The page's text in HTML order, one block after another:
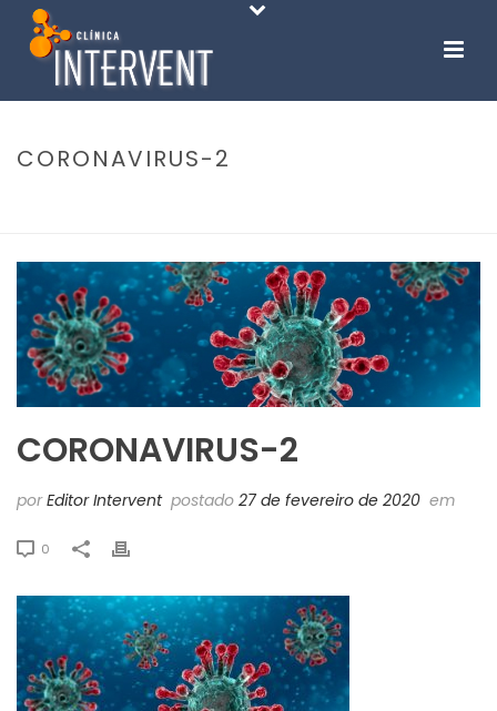
CORONAVIRUS-2
CORONAVIRUS-2
porEditor Intervent postado 27 de fevereiro de 2020 em
0